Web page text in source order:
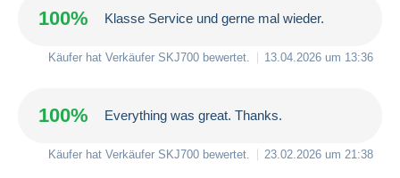
100% Klasse Service und gerne mal wieder.
Käufer hat Verkäufer SKJ700 bewertet. 13.04.2026 um 13:36
100% Everything was great. Thanks.
Käufer hat Verkäufer SKJ700 bewertet. 23.02.2026 um 21:38